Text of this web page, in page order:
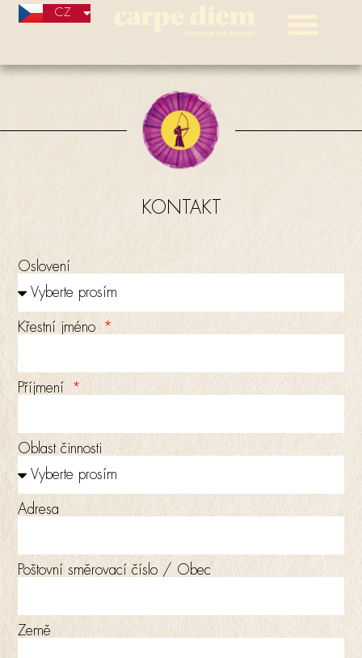
CZ
SK
KONTAKT
Oslovení
Křestní jméno
Příjmení
Oblast činnosti
Adresa
Poštovní směrovací číslo / Obec
Země